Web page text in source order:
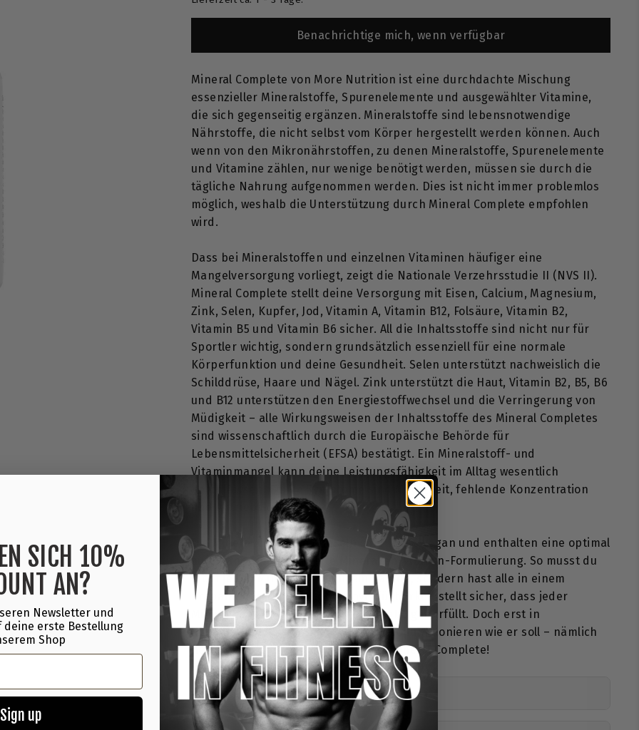
Benachrichtige mich, wenn verfügbar
Mineral Complete von More Nutrition ist eine durchdachte Mischung
essenzieller Mineralstoffe, Spurenelemente und ausgewählter Vitamine,
die sich gegenseitig ergänzen. Mineralstoffe sind lebensnotwendige
Nährstoffe, die nicht selbst vom Körper hergestellt werden können. Auch
wenn von den Mikronährstoffen, zu denen Mineralstoffe, Spurenelemente
und Vitamine zählen, nur wenige benötigt werden, müssen sie durch die
tägliche Nahrung aufgenommen werden. Dies ist nicht immer problemlos
möglich, weshalb die Unterstützung durch Mineral Complete empfohlen
wird.
Dass bei Mineralstoffen und einzelnen Vitaminen häufiger eine
Mangelversorgung vorliegt, zeigt die Nationale Verzehrsstudie II (NVS II).
Mineral Complete stellt deine Versorgung mit Eisen, Calcium, Magnesium,
Zink, Selen, Kupfer, Jod, Vitamin A, Vitamin B12, Folsäure, Vitamin B2,
Vitamin B5 und Vitamin B6 sicher. All die Inhaltsstoffe sind nicht nur für
Sportler wichtig, sondern grundsätzlich essenziell für eine normale
Körperfunktion und deine Gesundheit. Selen unterstützt nachweislich die
Schilddrüse, Haare und Nägel. Zink unterstützt die Haut, Vitamin B2, B5, B6
und B12 unterstützen den Energiestoffwechsel und die Verringerung von
Müdigkeit – alle Wirkungsweisen der Inhaltsstoffe des Mineral Completes
sind wissenschaftlich durch die Europäische Behörde für
Lebensmittelsicherheit (EFSA) bestätigt. Ein Mineralstoff- und
Vitaminmangel kann deine Leistungsfähigkeit im Alltag wesentlich
beeinflussen. Einige Symptome sind Müdigkeit, fehlende Konzentration
und Antriebslosigkeit.
Die Mineral Complete Kapseln sind 100 % vegan und enthalten eine optimal
aufeinander abgestimmte Mineralien-Vitamin-Formulierung. So musst du
nicht jeden Mineralstoff einzeln kaufen, sondern hast alle in einem
Präparat vereint. Die hohe Bioverfügbarkeit stellt sicher, dass jeder
Mineralstoff seine individuelle Aufgabe gut erfüllt. Doch erst in
Kombination lassen sie den Körper so funktionieren wie er soll – nämlich
normal. Überzeuge dich selbst vom Mineral Complete!
Nährwerte & Inhaltsstoffe
SICH 10%
AN?
Newsletter und
deine erste Bestellung
Shop
Sign up